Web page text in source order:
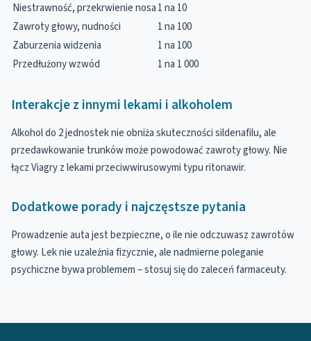
Niestrawność, przekrwienie nosa1 na 10
Zawroty głowy, nudności
1 na 100
Zaburzenia widzenia
1 na 100
Przedłużony wzwód
1 na 1 000
Interakcje z innymi lekami i alkoholem
Alkohol do 2 jednostek nie obniża skuteczności sildenafilu, ale
przedawkowanie trunków może powodować zawroty głowy. Nie
łącz Viagry z lekami przeciwwirusowymi typu ritonawir.
Dodatkowe porady i najczęstsze pytania
Prowadzenie auta jest bezpieczne, o ile nie odczuwasz zawrotów
głowy. Lek nie uzależnia fizycznie, ale nadmierne poleganie
psychiczne bywa problemem – stosuj się do zaleceń farmaceuty.